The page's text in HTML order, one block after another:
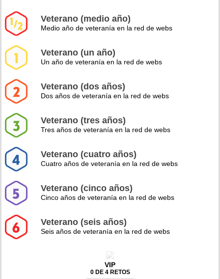
Veterano (medio año)
Medio año de veteranía en la red de webs
Veterano (un año)
Un año de veteranía en la red de webs
Veterano (dos años)
Dos años de veteranía en la red de webs
Veterano (tres años)
Tres años de veteranía en la red de webs
Veterano (cuatro años)
Cuatro años de veteranía en la red de webs
Veterano (cinco años)
Cinco años de veteranía en la red de webs
Veterano (seis años)
Seis años de veteranía en la red de webs
VIP
0 DE 4 RETOS